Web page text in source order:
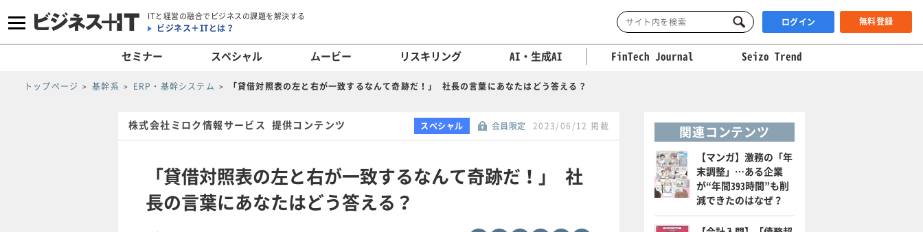
ITと経営の融合でビジネスの課題を解決する
ビジネス＋ITとは？ ログイン 無料登録
セミナー スペシャル ムービー リスキリング AI・生成AI FinTech Journal Seizo Trend
トップページ 基幹系 ERP・基幹システム 「貸借対照表の左と右が一致するなんて奇跡だ！」 社長の言葉にあなたはどう答える？
株式会社ミロク情報サービス 提供コンテンツ スペシャル 会員限定 2023/06/12 掲載
「貸借対照表の左と右が一致するなんて奇跡だ！」 社
長の言葉にあなたはどう答える？
関連コンテンツ
【マンガ】激務の「年
末調整」…ある企業
が“年間393時間”も削
減できたのはなぜ？